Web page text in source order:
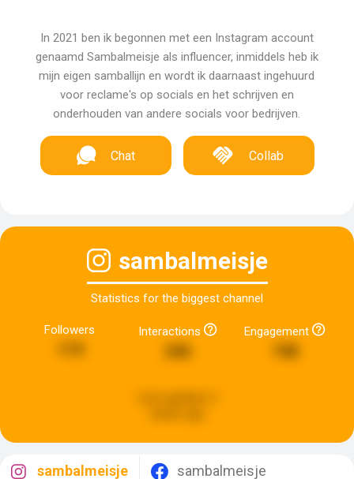
In 2021 ben ik begonnen met een Instagram account
genaamd Sambalmeisje als influencer, inmiddels heb ik
mijn eigen samballijn en wordt ik daarnaast ingehuurd
voor reclame's op socials en het schrijven en
onderhouden van andere socials voor bedrijven.
Chat Collab
sambalmeisje
Statistics for the biggest channel
Followers Interactions
246
Engagement
748
sambalmeisje
sambalmeisje